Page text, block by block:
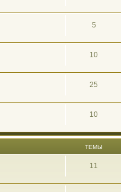
5
10
25
10
ТЕМЫ
11